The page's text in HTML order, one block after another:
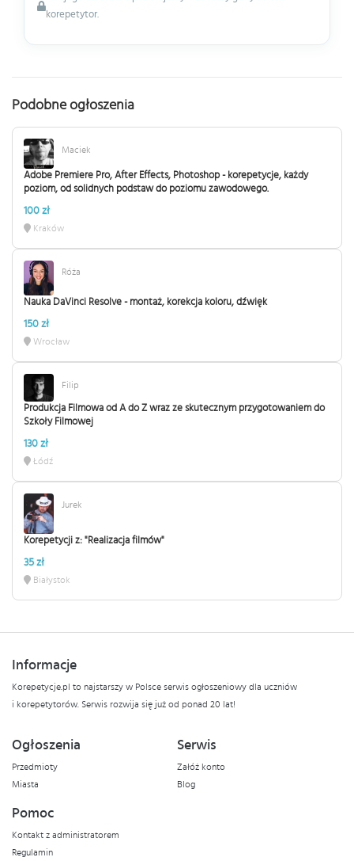
korepetytor.
Podobne ogłoszenia
Maciek
Adobe Premiere Pro, After Effects, Photoshop - korepetycje, każdy
poziom, od solidnych podstaw do poziomu zawodowego.
100 zł
Kraków
Róża
Nauka DaVinci Resolve - montaż, korekcja koloru, dźwięk
150 zł
Wrocław
Filip
Produkcja Filmowa od A do Z wraz ze skutecznym przygotowaniem do
Szkoły Filmowej
130 zł
Łódź
Jurek
Korepetycji z: "Realizacja filmów"
35 zł
Białystok
Informacje
Korepetycje.pl to najstarszy w Polsce serwis ogłoszeniowy dla uczniów
i korepetytorów. Serwis rozwija się już od ponad 20 lat!
Ogłoszenia
Przedmioty
Miasta
Serwis
Załóż konto
Blog
Pomoc
Kontakt z administratorem
Regulamin